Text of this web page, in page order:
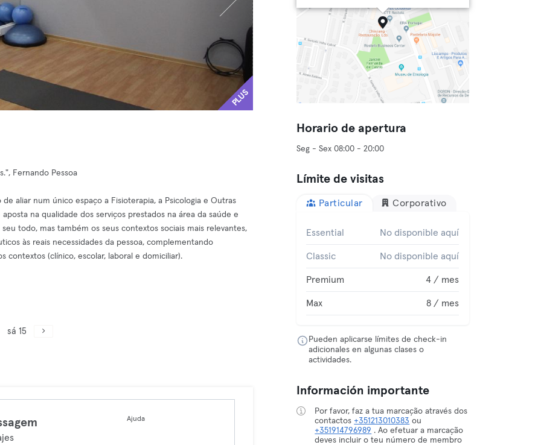
PLUS
Fernando Pessoa
aliar num único espaço a Fisioterapia, a Psicologia e Outras
na qualidade dos serviços prestados na área da saúde e
todo, mas também os seus contextos sociais mais relevantes,
às reais necessidades da pessoa, complementando
contextos (clínico, escolar, laboral e domiciliar).
sá 15
Ajuda
Horario de apertura
Seg - Sex 08:00 - 20:00
Límite de visitas
Particular Corporativo
Essential No disponible aquí
Classic No disponible aquí
Premium 4 / mes
Max 8 / mes
Pueden aplicarse límites de check-in
adicionales en algunas clases o
actividades.
Información importante
Por favor, faz a tua marcação através dos
contactos +351213010383 ou
+351914796989 . Ao efetuar a marcação
deves incluir o teu número de membro